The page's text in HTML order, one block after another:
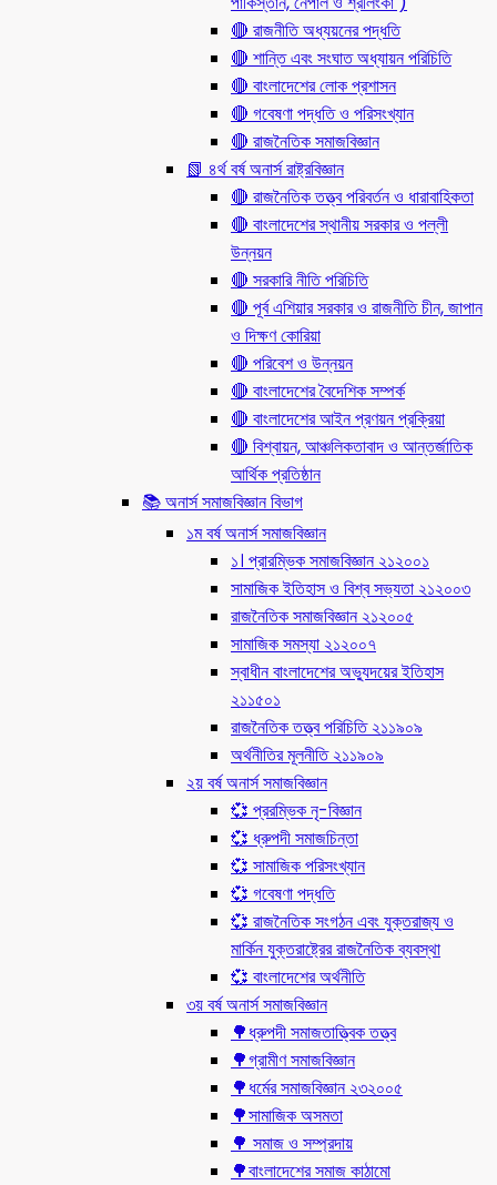
🔴 রাজনীতি অধ্যয়নের পদ্ধতি
🔴 শান্তি এবং সংঘাত অধ্যায়ন পরিচিতি
🔴 বাংলাদেশের লোক প্রশাসন
🔴 গবেষণা পদ্ধতি ও পরিসংখ্যান
🔴 রাজনৈতিক সমাজবিজ্ঞান
📗 ৪র্থ বর্ষ অনার্স রাষ্ট্রবিজ্ঞান
🔴 রাজনৈতিক তত্ত্ব পরিবর্তন ও ধারাবাহিকতা
🔴 বাংলাদেশের স্থানীয় সরকার ও পল্লী
উন্নয়ন
🔴 সরকারি নীতি পরিচিতি
🔴 পূর্ব এশিয়ার সরকার ও রাজনীতি চীন, জাপান
ও দিক্ষণ কোরিয়া
🔴 পরিবেশ ও উন্নয়ন
🔴 বাংলাদেশের বৈদেশিক সম্পর্ক
🔴 বাংলাদেশের আইন প্রণয়ন প্রক্রিয়া
🔴 বিশ্বায়ন, আঞ্চলিকতাবাদ ও আন্তর্জাতিক
আর্থিক প্রতিষ্ঠান
📚 অনার্স সমাজবিজ্ঞান বিভাগ
১ম বর্ষ অনার্স সমাজবিজ্ঞান
১। প্রারম্ভিক সমাজবিজ্ঞান ২১২০০১
সামাজিক ইতিহাস ও বিশ্ব সভ্যতা ২১২০০৩
রাজনৈতিক সমাজবিজ্ঞান ২১২০০৫
সামাজিক সমস্যা ২১২০০৭
স্বাধীন বাংলাদেশের অভ্যুদয়ের ইতিহাস
২১১৫০১
রাজনৈতিক তত্ত্ব পরিচিতি ২১১৯০৯
অর্থনীতির মূলনীতি ২১১৯০৯
২য় বর্ষ অনার্স সমাজবিজ্ঞান
💞 প্ররম্ভিক নৃ-বিজ্ঞান
💞 ধ্রুপদী সমাজচিন্তা
💞 সামাজিক পরিসংখ্যান
💞 গবেষণা পদ্ধতি
💞 রাজনৈতিক সংগঠন এবং যুক্তরাজ্য ও
মার্কিন যুক্তরাষ্ট্রের রাজনৈতিক ব্যবস্থা
💞 বাংলাদেশের অর্থনীতি
৩য় বর্ষ অনার্স সমাজবিজ্ঞান
🌳ধ্রুপদী সমাজতাত্ত্বিক তত্ত্ব
🌳গ্রামীণ সমাজবিজ্ঞান
🌳ধর্মের সমাজবিজ্ঞান ২৩২০০৫
🌳সামাজিক অসমতা
🌳 সমাজ ও সম্প্রদায়
🌳বাংলাদেশের সমাজ কাঠামো